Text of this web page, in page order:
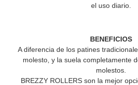
el uso diario.
BENEFICIOS
A diferencia de los patines
molesto, y la suela completamente
molestos.
BREZZY ROLLERS son la mejor